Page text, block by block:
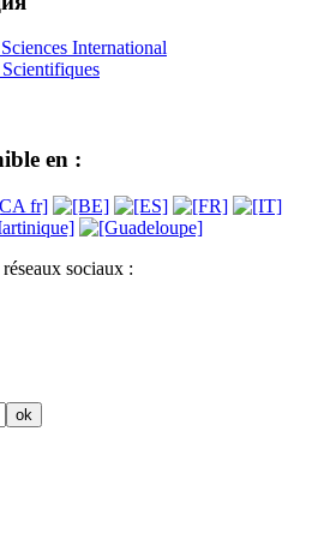
International
en :
sociaux :